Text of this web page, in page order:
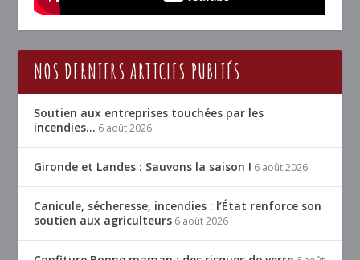
NOS DERNIERS ARTICLES PUBLIÉS
Soutien aux entreprises touchées par les
incendies… 6 août 2026
Gironde et Landes : Sauvons la saison ! 6 août 2026
Canicule, sécheresse, incendies : l’État renforce son
soutien aux agriculteurs 6 août 2026